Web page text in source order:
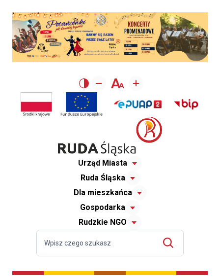
Urząd Miasta
Ruda Śląska
Dla mieszkańca
Gospodarka
Rudzkie NGO